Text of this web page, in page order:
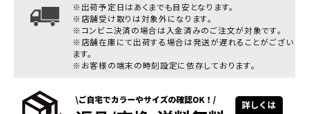
※出荷予定日はあくまでも目安となります。
※店舗受け取りは対象外になります。
※コンビニ決済の場合は入金済みのご注文が対象です。
※店舗在庫にて出荷する場合は発送が遅れることがござい
ます。
※お客様の端末の時刻設定に依存しております。